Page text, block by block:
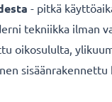
- pitkä
tekniikka ilman
oikosululta,